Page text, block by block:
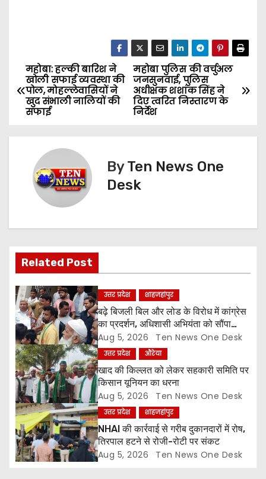
P
o
v
i
g
a
t
i
o
n
महोबा पुलिस की वर्चुअल
जनसुनवाई, पुलिस
अधीक्षक शशांक सिंह ने
दिए त्वरित निस्तारण के
निर्देश
महोबा: हल्की बारिश ने
खोली सफाई व्यवस्था की
पोल, मोहल्लेवासियों ने
खुद संभाली नालियों की
सफाई
ByTen News One
Desk
Related Post
उत्तर प्रदेश शाहजहांपुर
बढ़े बिजली बिल और लोड के विरोध में कांग्रेस
का प्रदर्शन, अधिशासी अभियंता को सौंपा
ज्ञापन
Aug 5, 2026 Ten News One Desk
उत्तर प्रदेश औरेया
खाद की किल्लत को लेकर सहकारी समिति पर
किसान यूनियन का धरना
Aug 5, 2026 Ten News One Desk
उत्तर प्रदेश शाहजहांपुर
NHAI की कार्रवाई से गरीब दुकानदारों में रोष,
तिरपाल हटने से रोजी-रोटी पर संकट
Aug 5, 2026 Ten News One Desk